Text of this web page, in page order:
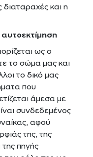
διαταραχές και η
ως ο
το σώμα μας και
το δικό μας
που
άμεσα με
συνδεδεμένος
αφού
της, της
της πηγής